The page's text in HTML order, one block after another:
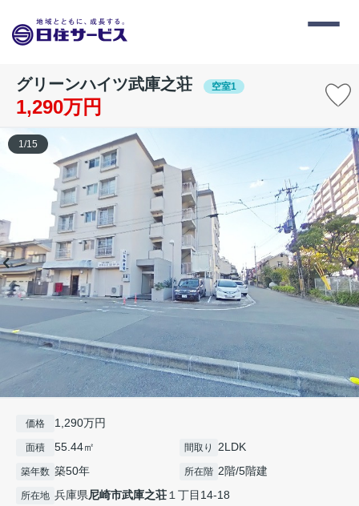
グリーンハイツ武庫之荘 空室1
1,290万円
1/15
価格 1,290万円
面積 55.44㎡ 間取り 2LDK
築年数 築50年 所在階 2階/5階建
所在地 兵庫県尼崎市武庫之荘１丁目14-18